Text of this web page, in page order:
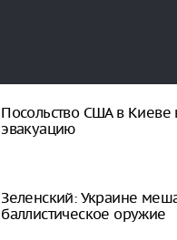
Посольство США в Киеве
эвакуацию
Зеленский: Украине
баллистическое оружие